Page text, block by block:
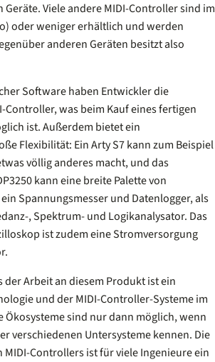
Viele andere MIDI-Controller sind im
oder weniger erhältlich und werden
anderen Geräten besitzt also
Software haben Entwickler die
was beim Kauf eines fertigen
ist. Außerdem bietet ein
Flexibilität: Ein Arty S7 kann zum Beispiel
völlig anderes macht, und das
kann eine breite Palette von
Spannungsmesser und Datenlogger, als
, Spektrum- und Logikanalysator. Das
ist zudem eine Stromversorgung
Arbeit an diesem Produkt ist ein
und der MIDI-Controller-Systeme im
Ökosysteme sind nur dann möglich, wenn
verschiedenen Untersysteme kennen. Die
Controllers ist für viele Ingenieure ein